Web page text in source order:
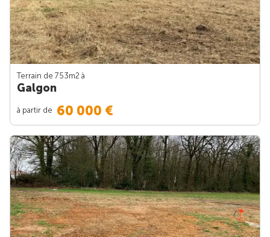
Terrain de 753m2 à
Galgon
à partir de 60 000 €